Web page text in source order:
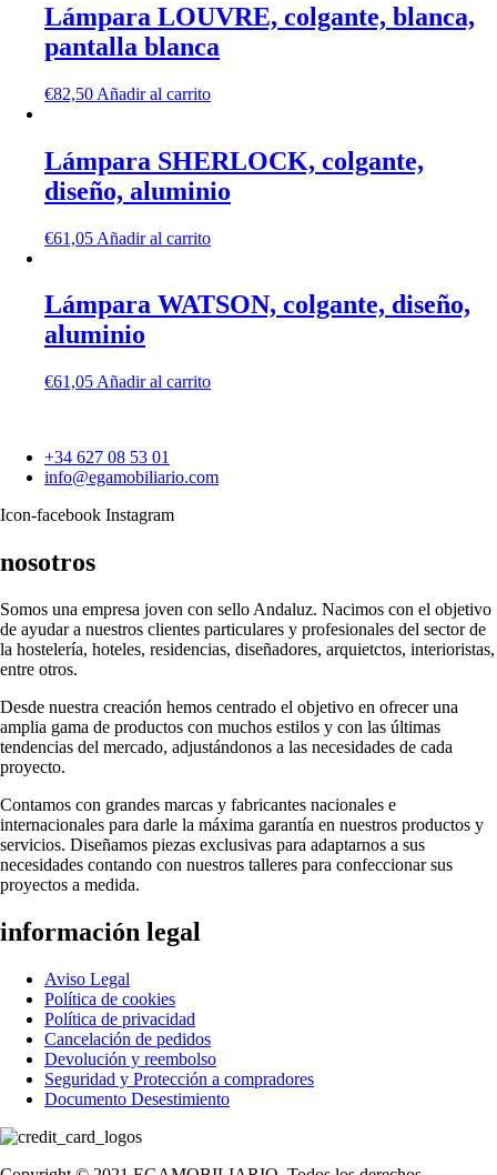
Lámpara LOUVRE, colgante, blanca,
pantalla blanca
€82,50 Añadir al carrito
Lámpara SHERLOCK, colgante,
diseño, aluminio
€61,05 Añadir al carrito
Lámpara WATSON, colgante, diseño,
aluminio
€61,05 Añadir al carrito
+34 627 08 53 01
info@egamobiliario.com
Icon-facebook Instagram
nosotros
Somos una empresa joven con sello Andaluz. Nacimos con el objetivo
de ayudar a nuestros clientes particulares y profesionales del sector de
la hostelería, hoteles, residencias, diseñadores, arquietctos, interioristas,
entre otros.
Desde nuestra creación hemos centrado el objetivo en ofrecer una
amplia gama de productos con muchos estilos y con las últimas
tendencias del mercado, adjustándonos a las necesidades de cada
proyecto.
Contamos con grandes marcas y fabricantes nacionales e
internacionales para darle la máxima garantía en nuestros productos y
servicios. Diseñamos piezas exclusivas para adaptarnos a sus
necesidades contando con nuestros talleres para confeccionar sus
proyectos a medida.
información legal
Aviso Legal
Política de cookies
Política de privacidad
Cancelación de pedidos
Devolución y reembolso
Seguridad y Protección a compradores
Documento Desestimiento